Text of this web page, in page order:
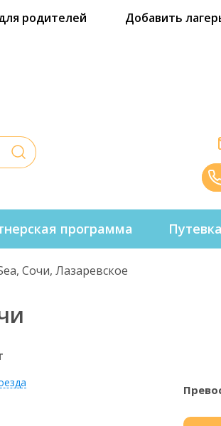
родителей Добавить
программа
Сочи, Лазаревское